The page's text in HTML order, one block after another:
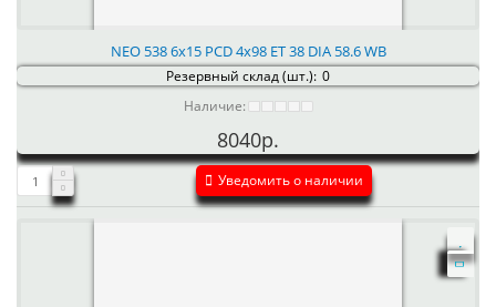
NEO 538 6x15 PCD 4x98 ET 38 DIA 58.6 WB
Резервный склад (шт.): 0
Наличие:
8040р.
Уведомить о наличии